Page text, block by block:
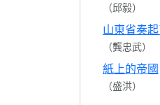
（邱毅）
山東省奏
（龔忠武）
紙上的帝國
（盛洪）